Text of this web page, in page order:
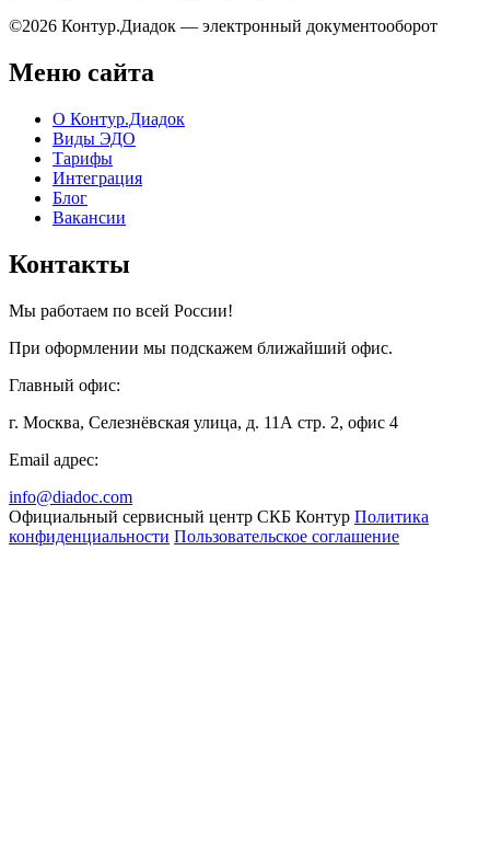
©2026 Контур.Диадок — электронный документооборот
Меню сайта
О Контур.Диадок
Виды ЭДО
Тарифы
Интеграция
Блог
Вакансии
Контакты
Мы работаем по всей России!
При оформлении мы подскажем ближайший офис.
Главный офис:
г. Москва, Селезнёвская улица, д. 11А стр. 2, офис 4
Email адрес:
info@diadoc.com
Официальный сервисный центр СКБ Контур Политика
конфиденциальности Пользовательское соглашение